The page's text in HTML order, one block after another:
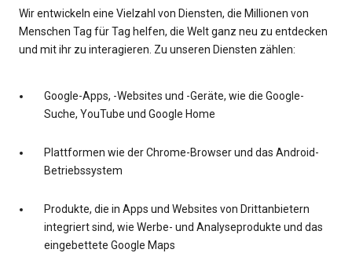
Wir entwickeln eine Vielzahl von Diensten, die Millionen von
Menschen Tag für Tag helfen, die Welt ganz neu zu entdecken
und mit ihr zu interagieren. Zu unseren Diensten zählen:
Google-Apps, -Websites und -Geräte, wie die Google-
Suche, YouTube und Google Home
Plattformen wie der Chrome-Browser und das Android-
Betriebssystem
Produkte, die in Apps und Websites von Drittanbietern
integriert sind, wie Werbe- und Analyseprodukte und das
eingebettete Google Maps